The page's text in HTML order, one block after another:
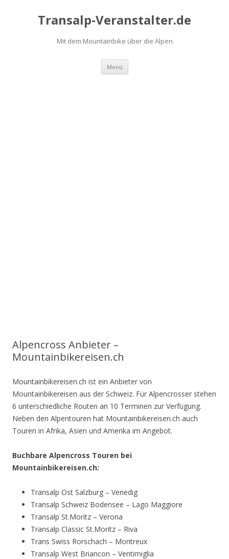
Transalp-Veranstalter.de
Mit dem Mountainbike über die Alpen
Menü Zum
springen
Alpencross Anbieter –
Mountainbikereisen.ch
Mountainbikereisen.ch ist ein Anbieter von
Mountainbikereisen aus der Schweiz. Für Alpencrosser stehen
6 unterschiedliche Routen an 10 Terminen zur Verfügung.
Neben den Alpentouren hat Mountainbikereisen.ch auch
Touren in Afrika, Asien und Amerika im Angebot.
Buchbare Alpencross Touren bei
Mountainbikereisen.ch:
Transalp Ost Salzburg – Venedig
Transalp Schweiz Bodensee – Lago Maggiore
Transalp St.Moritz – Verona
Transalp Classic St.Moritz – Riva
Trans Swiss Rorschach – Montreux
Transalp West Briancon – Ventimiglia